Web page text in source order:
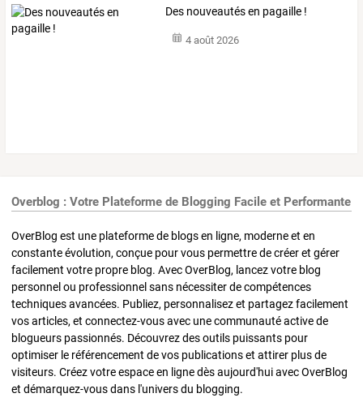
Des nouveautés en pagaille !
4 août 2026
Overblog : Votre Plateforme de Blogging Facile et Performante
OverBlog est une plateforme de blogs en ligne, moderne et en
constante évolution, conçue pour vous permettre de créer et gérer
facilement votre propre blog. Avec OverBlog, lancez votre blog
personnel ou professionnel sans nécessiter de compétences
techniques avancées. Publiez, personnalisez et partagez facilement
vos articles, et connectez-vous avec une communauté active de
blogueurs passionnés. Découvrez des outils puissants pour
optimiser le référencement de vos publications et attirer plus de
visiteurs. Créez votre espace en ligne dès aujourd'hui avec OverBlog
et démarquez-vous dans l'univers du blogging.